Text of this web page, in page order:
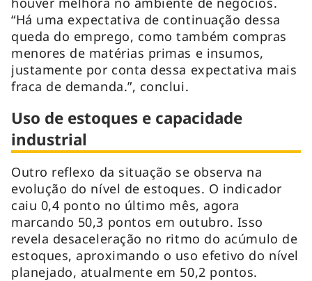
“Há uma expectativa de continuação dessa
queda do emprego, como também compras
menores de matérias primas e insumos,
justamente por conta dessa expectativa mais
fraca de demanda.”, conclui.
Uso de estoques e capacidade
industrial
Outro reflexo da situação se observa na
evolução do nível de estoques. O indicador
caiu 0,4 ponto no último mês, agora
marcando 50,3 pontos em outubro. Isso
revela desaceleração no ritmo do acúmulo de
estoques, aproximando o uso efetivo do nível
planejado, atualmente em 50,2 pontos.